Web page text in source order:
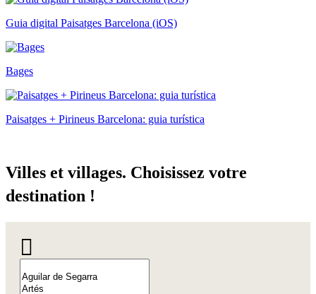
Guia digital Paisatges Barcelona (iOS)
Bages
Paisatges + Pirineus Barcelona: guia turística
Villes et villages. Choisissez votre
destination !